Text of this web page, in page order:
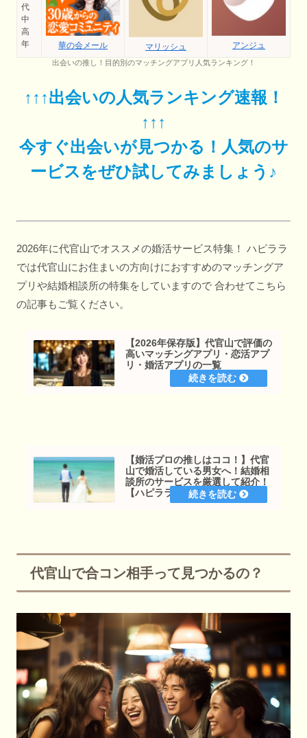
代
中
高
年
華の会メール マリッシュ アンジュ
出会いの推し！目的別のマッチングアプリ人気ランキング！
↑↑↑出会いの人気ランキング速報！
↑↑↑
今すぐ出会いが見つかる！人気のサ
ービスをぜひ試してみましょう♪
2026年に代官山でオススメの婚活サービス特集！ ハピララ
では代官山にお住まいの方向けにおすすめのマッチングア
プリや結婚相談所の特集をしていますので 合わせてこちら
の記事もご覧ください。
【2026年保存版】代官山で評価の
高いマッチングアプリ・恋活アプ
リ・婚活アプリの一覧
【婚活プロの推しはココ！】代官
山で婚活している男女へ！結婚相
談所のサービスを厳選して紹介！
【ハピララ公式】
代官山で合コン相手って見つかるの？